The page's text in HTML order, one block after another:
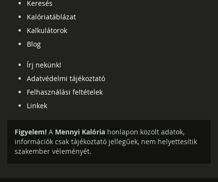
Keresés
Kalóriatáblázat
Kalkulátorok
Blog
Írj nekünk!
Adatvédelmi tájékoztató
Felhasználási feltételek
Linkek
Figyelem! A Mennyi Kalória honlapon közölt adatok,
információk csak tájékoztató jellegűek, nem helyettesítik
szakember véleményét.